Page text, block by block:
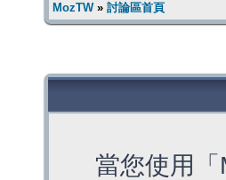
MozTW» 討論區首頁
當您使用